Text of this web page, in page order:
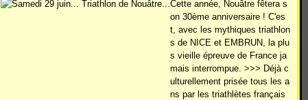
Cette année, Nouâtre fêtera s
on 30ème anniversaire ! C'es
t, avec les mythiques triathlon
s de NICE et EMBRUN, la plu
s vieille épreuve de France ja
mais interrompue. >>> Déjà c
ulturellement prisée tous les a
ns par les triathlètes français